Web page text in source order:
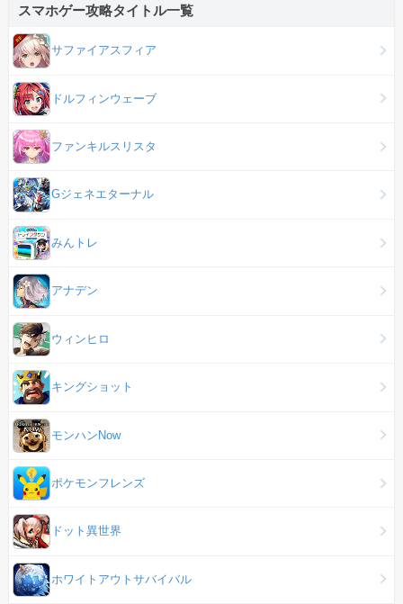
スマホゲー攻略タイトル一覧
サファイアスフィア
ドルフィンウェーブ
ファンキルスリスタ
Gジェネエターナル
みんトレ
アナデン
ウィンヒロ
キングショット
モンハンNow
ポケモンフレンズ
ドット異世界
ホワイトアウトサバイバル